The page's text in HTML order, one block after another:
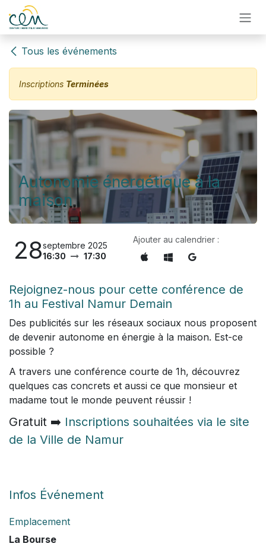
Se rendre au contenu
Tous les événements
Inscriptions Terminées
Autonomie énergétique à la
maison
28septembre 2025
16:30
17:30
Ajouter au calendrier :
Rejoignez-nous pour cette conférence de
1h au Festival Namur Demain
Des publicités sur les réseaux sociaux nous proposent
de devenir autonome en énergie à la maison. Est-ce
possible ?
A travers une conférence courte de 1h, découvrez
quelques cas concrets et aussi ce que monsieur et
madame tout le monde peuvent réussir !
Gratuit ➡️ Inscriptions souhaitées via le site
de la Ville de Namur
Infos Événement
Emplacement
La Bourse